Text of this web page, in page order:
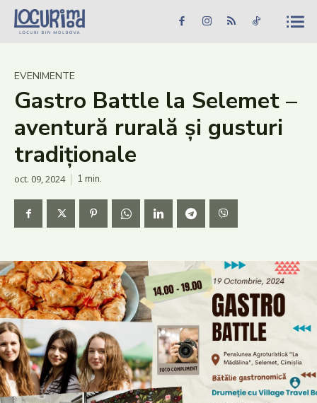
Caută în site... Căutare
Știri
Evenimente
Dezvoltare rurală
Vinării
Patrimoniu
Produs Acasă
EVENIMENTE
Gastro Battle la Selemet –
aventură rurală și gusturi
tradiționale
oct. 09, 2024 1 min.